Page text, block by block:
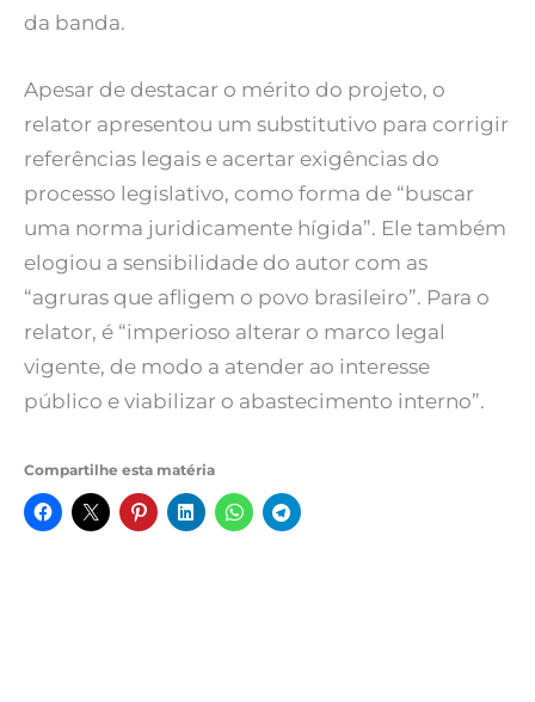
da banda.
Apesar de destacar o mérito do projeto, o
relator apresentou um substitutivo para corrigir
referências legais e acertar exigências do
processo legislativo, como forma de “buscar
uma norma juridicamente hígida”. Ele também
elogiou a sensibilidade do autor com as
“agruras que afligem o povo brasileiro”. Para o
relator, é “imperioso alterar o marco legal
vigente, de modo a atender ao interesse
público e viabilizar o abastecimento interno”.
Compartilhe esta matéria